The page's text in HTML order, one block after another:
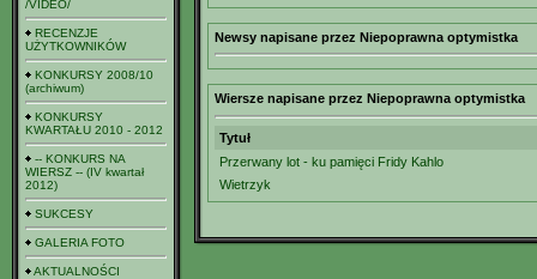
/VIDEO/
RECENZJE
UŻYTKOWNIKÓW
KONKURSY 2008/10
(archiwum)
KONKURSY
KWARTAŁU 2010 - 2012
-- KONKURS NA
WIERSZ -- (IV kwartał
2012)
SUKCESY
GALERIA FOTO
AKTUALNOŚCI
Newsy napisane przez Niepoprawna optymistka
Wiersze napisane przez Niepoprawna optymistka
Tytuł
Przerwany lot - ku pamięci Fridy Kahlo
Wietrzyk